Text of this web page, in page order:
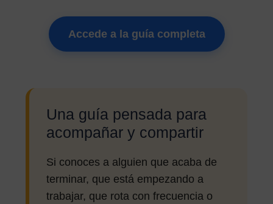
Accede a la guía completa
Una guía pensada para
acompañar y compartir
Si conoces a alguien que acaba de
terminar, que está empezando a
trabajar, que rota con frecuencia o